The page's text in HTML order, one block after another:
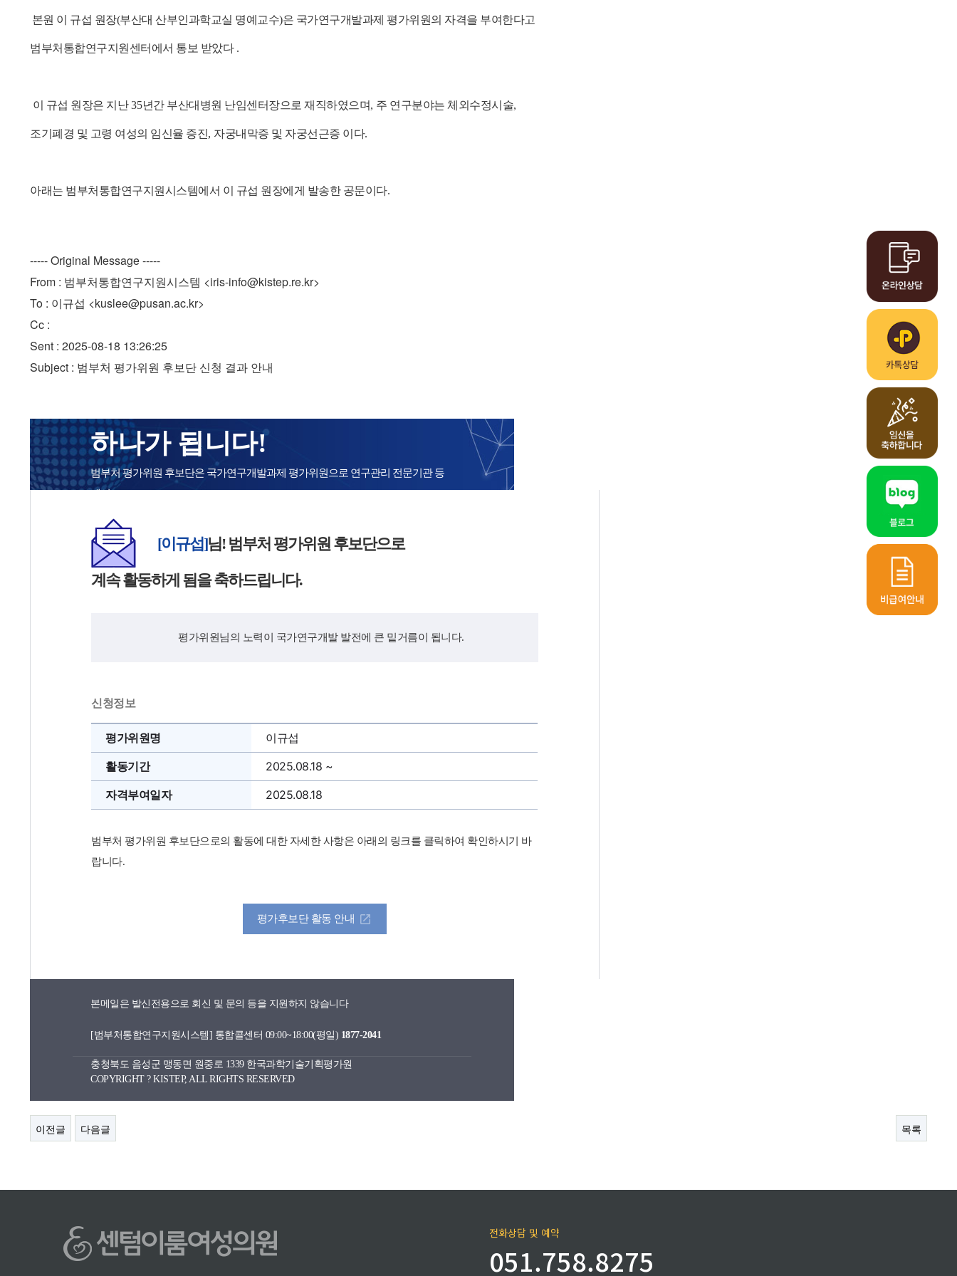
본원 이 규섭 원장(부산대 산부인과학교실 명예교수)은 국가연구개발과제 평가위원의 자격을 부여한다고
범부처통합연구지원센터에서 통보 받았다 .
이 규섭 원장은 지난35년간 부산대병원 난임센터장으로 재직하였으며, 주 연구분야는 체외수정시술,
조기폐경 및 고령 여성의 임신율 증진, 자궁내막증 및 자궁선근증 이다.
아래는 범부처통합연구지원시스템에서 이 규섭 원장에게 발송한 공문이다.
----- Original Message -----
From : 범부처통합연구지원시스템 <iris-info@kistep.re.kr>
To : 이규섭 <kuslee@pusan.ac.kr>
Cc :
Sent : 2025-08-18 13:26:25
Subject : 범부처 평가위원 후보단 신청 결과 안내
하나가 됩니다!
범부처 평가위원 후보단은 국가연구개발과제 평가위원으로 연구관리 전문기관 등
에서
[이규섭]님! 범부처 평가위원 후보단으로
계속 활동하게 됨을 축하드립니다.
평가위원님의 노력이 국가연구개발 발전에 큰 밑거름이 됩니다.
신청정보
평가위원명
이규섭
활동기간
2025.08.18 ~
자격부여일자
2025.08.18
범부처 평가위원 후보단으로의 활동에 대한 자세한 사항은 아래의 링크를 클릭하여 확인하시기 바
랍니다.
평가후보단 활동 안내
본메일은 발신전용으로 회신 및 문의 등을 지원하지 않습니다
[범부처통합연구지원시스템] 통합콜센터 09:00~18:00(평일) 1877-2041
충청북도 음성군 맹동면 원중로 1339 한국과학기술기획평가원
COPYRIGHT ? KISTEP, ALL RIGHTS RESERVED
이전글 다음글 목록
전화상담 및 예약
051.758.8275